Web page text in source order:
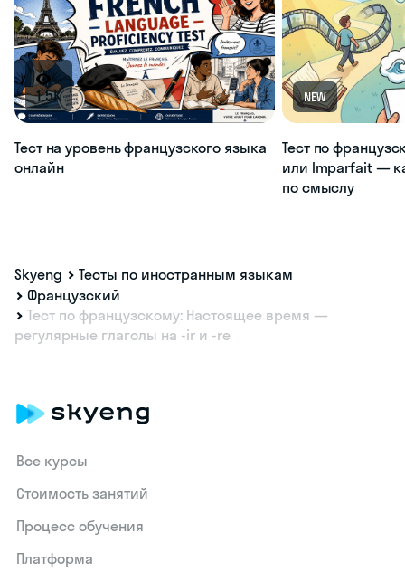
1.5K
Тест на уровень французского языка
онлайн
NEW
Тест по
или Imparfait —
по смыслу
Skyeng
Тесты по иностранным языкам
Французский
Тест по французскому: Настоящее время —
регулярные глаголы на -ir и -re
Все курсы
Стоимость занятий
Процесс обучения
Платформа